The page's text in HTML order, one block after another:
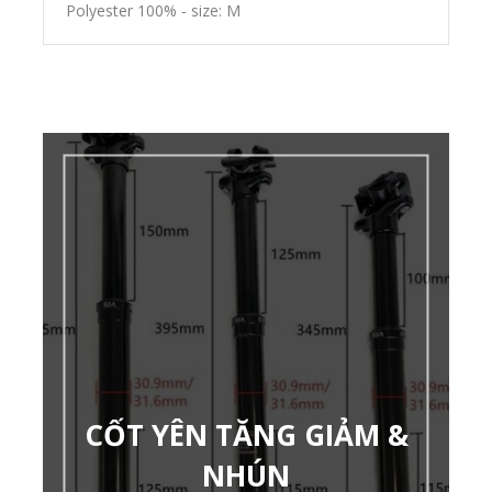
Polyester 100% - size: M
CỐT YÊN TĂNG GIẢM &
NHÚN